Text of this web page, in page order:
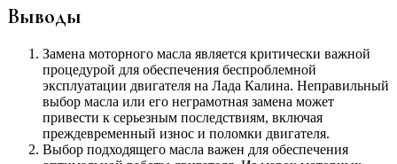
Выводы
Замена моторного масла является критически важной
процедурой для обеспечения беспроблемной
эксплуатации двигателя на Лада Калина. Неправильный
выбор масла или его неграмотная замена может
привести к серьезным последствиям, включая
преждевременный износ и поломки двигателя.
Выбор подходящего масла важен для обеспечения